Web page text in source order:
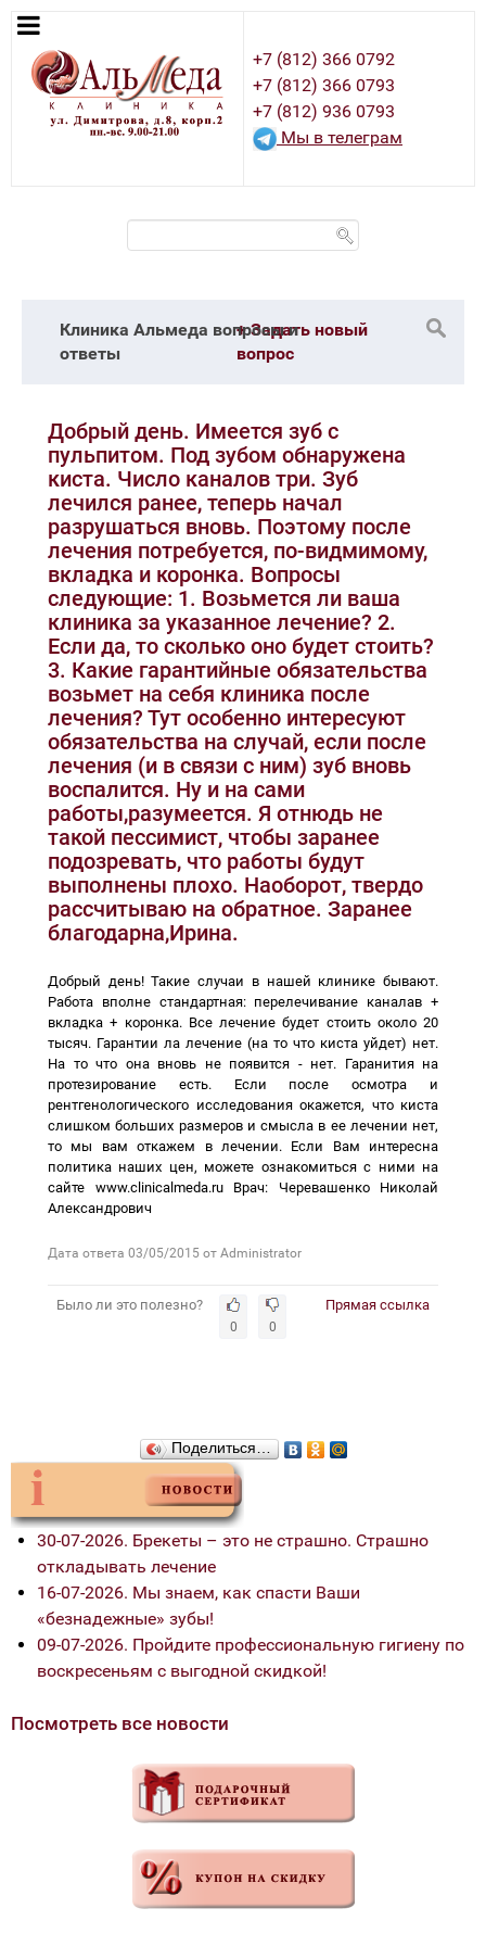
+7 (812) 366 0792
+7 (812) 366 0793
+7 (812) 936 0793
Мы в телеграм
+ Задать новый
вопрос
Клиника Альмеда вопросы и
ответы
Добрый день. Имеется зуб с
пульпитом. Под зубом обнаружена
киста. Число каналов три. Зуб
лечился ранее, теперь начал
разрушаться вновь. Поэтому после
лечения потребуется, по-видмимому,
вкладка и коронка. Вопросы
следующие: 1. Возьмется ли ваша
клиника за указанное лечение? 2.
Если да, то сколько оно будет стоить?
3. Какие гарантийные обязательства
возьмет на себя клиника после
лечения? Тут особенно интересуют
обязательства на случай, если после
лечения (и в связи с ним) зуб вновь
воспалится. Ну и на сами
работы,разумеется. Я отнюдь не
такой пессимист, чтобы заранее
подозревать, что работы будут
выполнены плохо. Наоборот, твердо
рассчитываю на обратное. Заранее
благодарна,Ирина.
Добрый день! Такие случаи в нашей клинике бывают.
Работа вполне стандартная: перелечивание каналав +
вкладка + коронка. Все лечение будет стоить около 20
тысяч. Гарантии ла лечение (на то что киста уйдет) нет.
На то что она вновь не появится - нет. Гаранития на
протезирование есть. Если после осмотра и
рентгенологического исследования окажется, что киста
слишком больших размеров и смысла в ее лечении нет,
то мы вам откажем в лечении. Если Вам интересна
политика наших цен, можете ознакомиться с ними на
сайте www.clinicalmeda.ru Врач: Черевашенко Николай
Александрович
Дата ответа 03/05/2015 от Administrator
Было ли это полезно?
0 0
Прямая ссылка
Поделиться…
30-07-2026. Брекеты – это не страшно. Страшно
откладывать лечение
16-07-2026. Мы знаем, как спасти Ваши
«безнадежные» зубы!
09-07-2026. Пройдите профессиональную гигиену по
воскресеньям с выгодной скидкой!
Посмотреть все новости